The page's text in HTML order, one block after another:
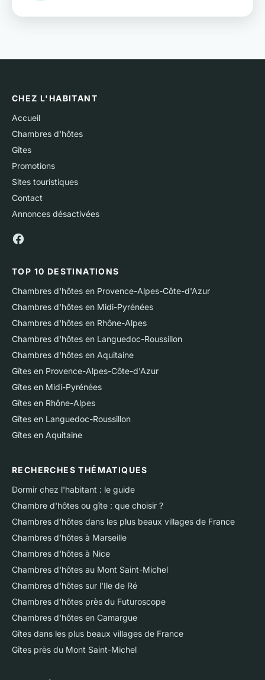
CHEZ L'HABITANT
Accueil
Chambres d'hôtes
Gîtes
Promotions
Sites touristiques
Contact
Annonces désactivées
TOP 10 DESTINATIONS
Chambres d'hôtes en Provence-Alpes-Côte-d'Azur
Chambres d'hôtes en Midi-Pyrénées
Chambres d'hôtes en Rhône-Alpes
Chambres d'hôtes en Languedoc-Roussillon
Chambres d'hôtes en Aquitaine
Gîtes en Provence-Alpes-Côte-d'Azur
Gîtes en Midi-Pyrénées
Gîtes en Rhône-Alpes
Gîtes en Languedoc-Roussillon
Gîtes en Aquitaine
RECHERCHES THÉMATIQUES
Dormir chez l'habitant : le guide
Chambre d'hôtes ou gîte : que choisir ?
Chambres d'hôtes dans les plus beaux villages de France
Chambres d'hôtes à Marseille
Chambres d'hôtes à Nice
Chambres d'hôtes au Mont Saint-Michel
Chambres d'hôtes sur l'Ile de Ré
Chambres d'hôtes près du Futuroscope
Chambres d'hôtes en Camargue
Gîtes dans les plus beaux villages de France
Gîtes près du Mont Saint-Michel